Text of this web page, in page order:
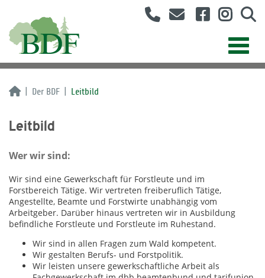
Der BDF Leitbild
Leitbild
Wer wir sind:
Wir sind eine Gewerkschaft für Forstleute und im
Forstbereich Tätige. Wir vertreten freiberuflich Tätige,
Angestellte, Beamte und Forstwirte unabhängig vom
Arbeitgeber. Darüber hinaus vertreten wir in Ausbildung
befindliche Forstleute und Forstleute im Ruhestand.
Wir sind in allen Fragen zum Wald kompetent.
Wir gestalten Berufs- und Forstpolitik.
Wir leisten unsere gewerkschaftliche Arbeit als